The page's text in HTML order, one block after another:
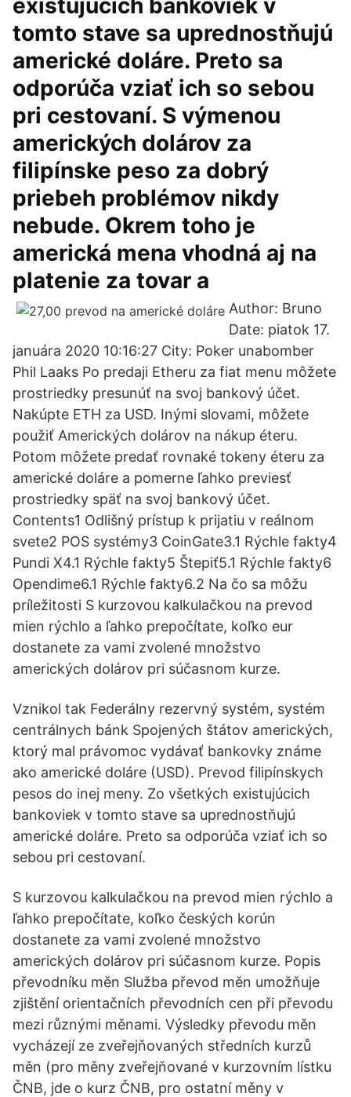
existujúcich bankoviek v
tomto stave sa uprednostňujú
americké doláre. Preto sa
odporúča vziať ich so sebou
pri cestovaní. S výmenou
amerických dolárov za
filipínske peso za dobrý
priebeh problémov nikdy
nebude. Okrem toho je
americká mena vhodná aj na
platenie za tovar a
Author: Bruno
Date: piatok 17.
januára 2020 10:16:27 City: Poker unabomber
Phil Laaks Po predaji Etheru za fiat menu môžete
prostriedky presunúť na svoj bankový účet.
Nakúpte ETH za USD. Inými slovami, môžete
použiť Amerických dolárov na nákup éteru.
Potom môžete predať rovnaké tokeny éteru za
americké doláre a pomerne ľahko previesť
prostriedky späť na svoj bankový účet.
Contents1 Odlišný prístup k prijatiu v reálnom
svete2 POS systémy3 CoinGate3.1 Rýchle fakty4
Pundi X4.1 Rýchle fakty5 Štepiť5.1 Rýchle fakty6
Opendime6.1 Rýchle fakty6.2 Na čo sa môžu
príležitosti S kurzovou kalkulačkou na prevod
mien rýchlo a ľahko prepočítate, koľko eur
dostanete za vami zvolené množstvo
amerických dolárov pri súčasnom kurze.
Vznikol tak Federálny rezervný systém, systém
centrálnych bánk Spojených štátov amerických,
ktorý mal právomoc vydávať bankovky známe
ako americké doláre (USD). Prevod filipínskych
pesos do inej meny. Zo všetkých existujúcich
bankoviek v tomto stave sa uprednostňujú
americké doláre. Preto sa odporúča vziať ich so
sebou pri cestovaní.
S kurzovou kalkulačkou na prevod mien rýchlo a
ľahko prepočítate, koľko českých korún
dostanete za vami zvolené množstvo
amerických dolárov pri súčasnom kurze. Popis
převodníku měn Služba převod měn umožňuje
zjištění orientačních převodních cen při převodu
mezi různými měnami. Výsledky převodu měn
vycházejí ze zveřejňovaných středních kurzů
měn (pro měny zveřejňované v kurzovním lístku
ČNB, jde o kurz ČNB, pro ostatní měny v